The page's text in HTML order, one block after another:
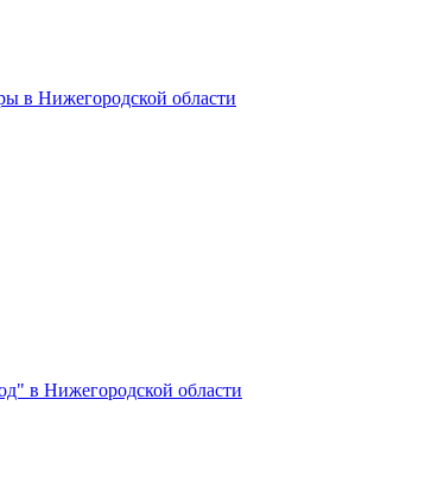
в Нижегородской области
в Нижегородской области